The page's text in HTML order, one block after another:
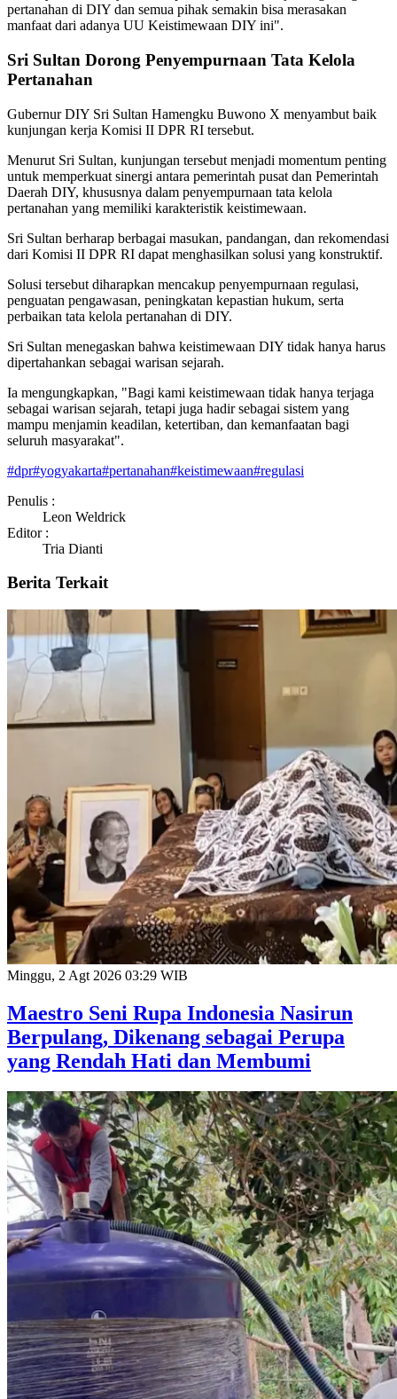
pertanahan di DIY dan semua pihak semakin bisa merasakan
manfaat dari adanya UU Keistimewaan DIY ini".
Sri Sultan Dorong Penyempurnaan Tata Kelola
Pertanahan
Gubernur DIY Sri Sultan Hamengku Buwono X menyambut baik
kunjungan kerja Komisi II DPR RI tersebut.
Menurut Sri Sultan, kunjungan tersebut menjadi momentum penting
untuk memperkuat sinergi antara pemerintah pusat dan Pemerintah
Daerah DIY, khususnya dalam penyempurnaan tata kelola
pertanahan yang memiliki karakteristik keistimewaan.
Sri Sultan berharap berbagai masukan, pandangan, dan rekomendasi
dari Komisi II DPR RI dapat menghasilkan solusi yang konstruktif.
Solusi tersebut diharapkan mencakup penyempurnaan regulasi,
penguatan pengawasan, peningkatan kepastian hukum, serta
perbaikan tata kelola pertanahan di DIY.
Sri Sultan menegaskan bahwa keistimewaan DIY tidak hanya harus
dipertahankan sebagai warisan sejarah.
Ia mengungkapkan, "Bagi kami keistimewaan tidak hanya terjaga
sebagai warisan sejarah, tetapi juga hadir sebagai sistem yang
mampu menjamin keadilan, ketertiban, dan kemanfaatan bagi
seluruh masyarakat".
#dpr#yogyakarta#pertanahan#keistimewaan#regulasi
Penulis :
Leon Weldrick
Editor :
Tria Dianti
Berita Terkait
Minggu, 2 Agt 2026 03:29 WIB
Maestro Seni Rupa Indonesia Nasirun
Berpulang, Dikenang sebagai Perupa
yang Rendah Hati dan Membumi